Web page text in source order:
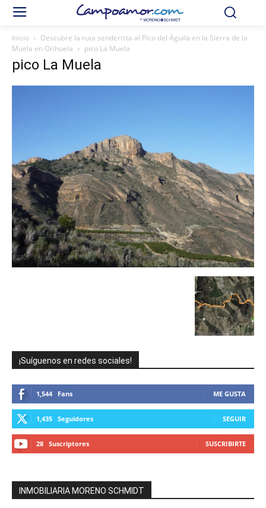
Inicio
Descubre la ruta senderista al Pico del Águila en la Sierra de la
Muela en Orihuela
pico La Muela
pico La Muela
¡Suíguenos en redes sociales!
1,544 Fans ME GUSTA
1,435 Seguidores SEGUIR
28 Suscriptores SUSCRIBIRTE
INMOBILIARIA MORENO SCHMIDT